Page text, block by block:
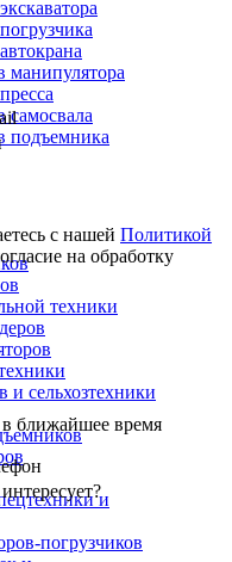
манипулятора
самосвала
подъемника
техники
и сельхозтехники
и
погрузчиков
с нашейПолитикой
на обработку
ближайшее время